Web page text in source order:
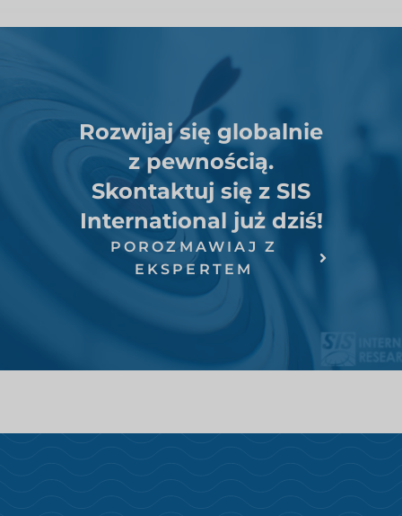
Rozwijaj się globalnie
z pewnością.
Skontaktuj się z SIS
International już dziś!
POROZMAWIAJ Z
EKSPERTEM